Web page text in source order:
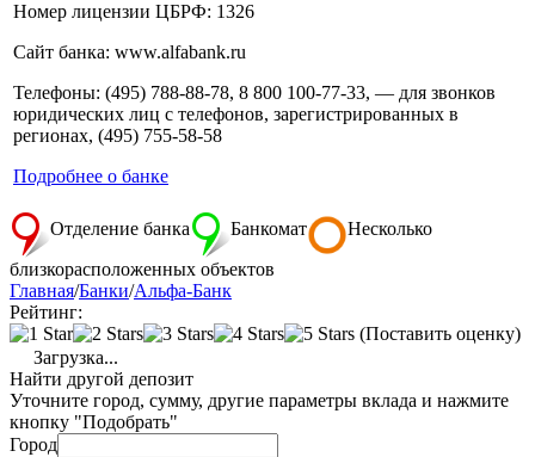
Номер лицензии ЦБРФ: 1326
Сайт банка: www.alfabank.ru
Телефоны: (495) 788-88-78, 8 800 100-77-33, — для звонков
юридических лиц с телефонов, зарегистрированных в
регионах, (495) 755-58-58
Подробнее о банке
Отделение банка Банкомат Несколько
близкорасположенных объектов
Главная/Банки/Альфа-Банк
Рейтинг:
(Поставить оценку)
Загрузка...
Найти другой депозит
Уточните город, сумму, другие параметры вклада и нажмите
кнопку "Подобрать"
Город